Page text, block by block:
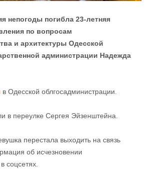
непогоды погибла 23-летняя
по вопросам
и архитектуры Одесской
администрации Надежда
в Одесской облгосадминистрации.
в переулке Сергея Эйзенштейна.
перестала выходить на связь
об исчезновении
соцсетях.